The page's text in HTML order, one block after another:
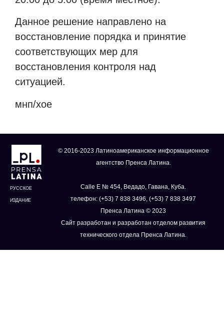
Данное решение направлено на
восстановление порядка и принятие
соответствующих мер для
восстановления контроля над
ситуацией.
мнп/хое
РУССКОЕ
ИЗДАНИЕ
© 2016-2023 Латиноамериканское информационное
агентство Пренса Латина.
Calle E № 454, Ведадо, Гавана, Куба.
телефон: (+53) 7 838 3496, (+53) 7 838 3497
Пренса Латина © 2023
Сайт разработан и разработан отделом развития
технического отдела Пренса Латина.